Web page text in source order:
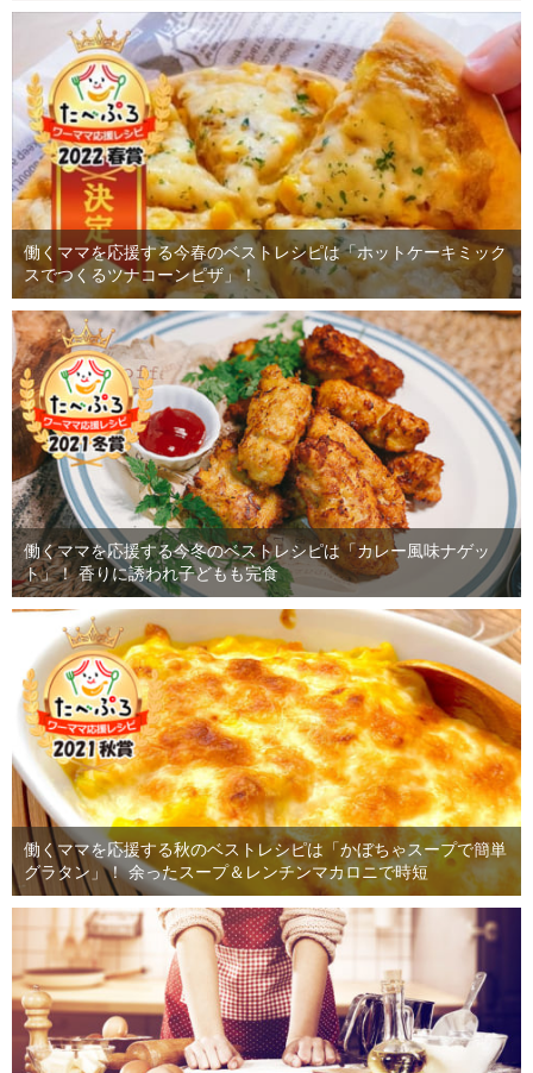
働くママを応援する今春のベストレシピは「ホットケーキミック
スでつくるツナコーンピザ」！
働くママを応援する今冬のベストレシピは「カレー風味ナゲッ
ト」！ 香りに誘われ子どもも完食
働くママを応援する秋のベストレシピは「かぼちゃスープで簡単
グラタン」！ 余ったスープ＆レンチンマカロニで時短